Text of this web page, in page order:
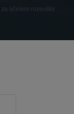
za účelem rozesílky